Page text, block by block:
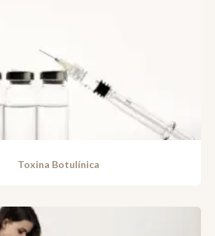
Toxina Botulínica